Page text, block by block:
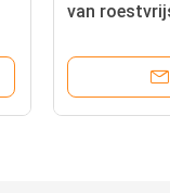
van